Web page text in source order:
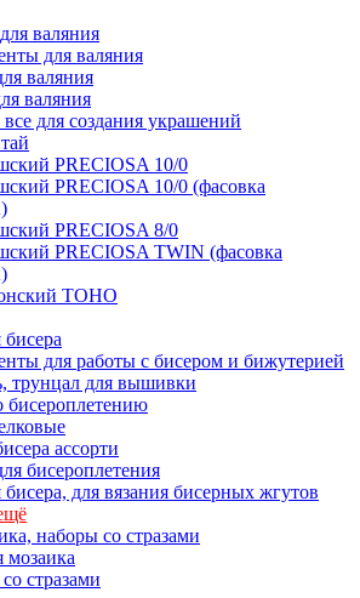
валяния
для валяния
валяния
валяния
для создания украшений
PRECIOSA 10/0
PRECIOSA 10/0 (фасовка
PRECIOSA 8/0
PRECIOSA TWIN (фасовка
TOHO
для работы с бисером и бижутерией
трунцал для вышивки
бисероплетению
ассорти
бисероплетения
для вязания бисерных жгутов
наборы со стразами
мозаика
стразами